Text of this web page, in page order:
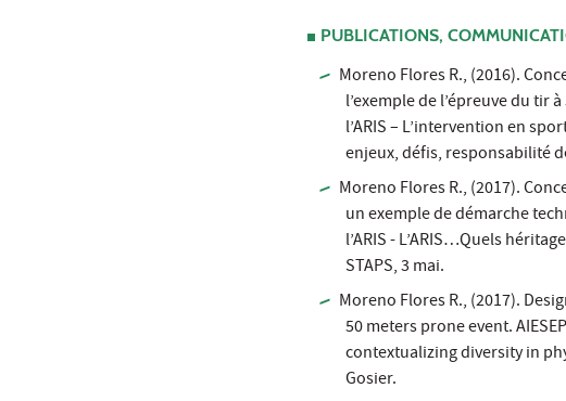
PUBLICATIONS,
Moreno Flores R., (2016).
l’exemple de l’épreuve du tir
l’ARIS – L’intervention en
enjeux, défis, responsabilité
Moreno Flores R., (2017).
un exemple de démarche
l’ARIS - L’ARIS…Quels
STAPS, 3 mai.
Moreno Flores R., (2017).
50 meters prone event.
contextualizing diversity in
Gosier.